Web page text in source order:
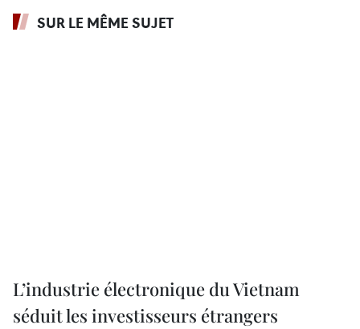
SUR LE MÊME SUJET
L’industrie électronique du Vietnam
séduit les investisseurs étrangers